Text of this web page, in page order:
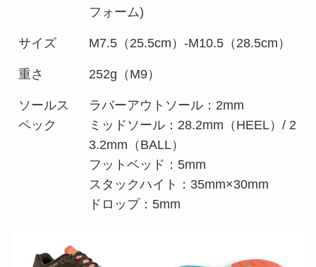
フォーム)
サイズ M7.5（25.5cm）-M10.5（28.5cm）
重さ 252g（M9）
ソールス
ペック
ラバーアウトソール：2mm
ミッドソール：28.2mm（HEEL）/ 2
3.2mm（BALL）
フットベッド：5mm
スタックハイト：35mm×30mm
ドロップ：5mm